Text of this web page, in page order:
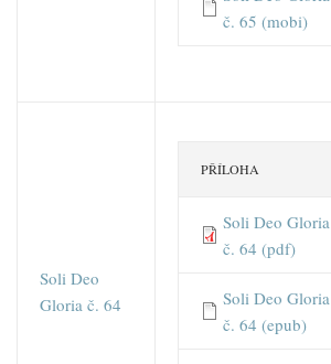
č. 65 (mobi)
Soli Deo
Gloria č. 64
PŘÍLOHA
Soli Deo Gloria
č. 64 (pdf)
Soli Deo Gloria
č. 64 (epub)